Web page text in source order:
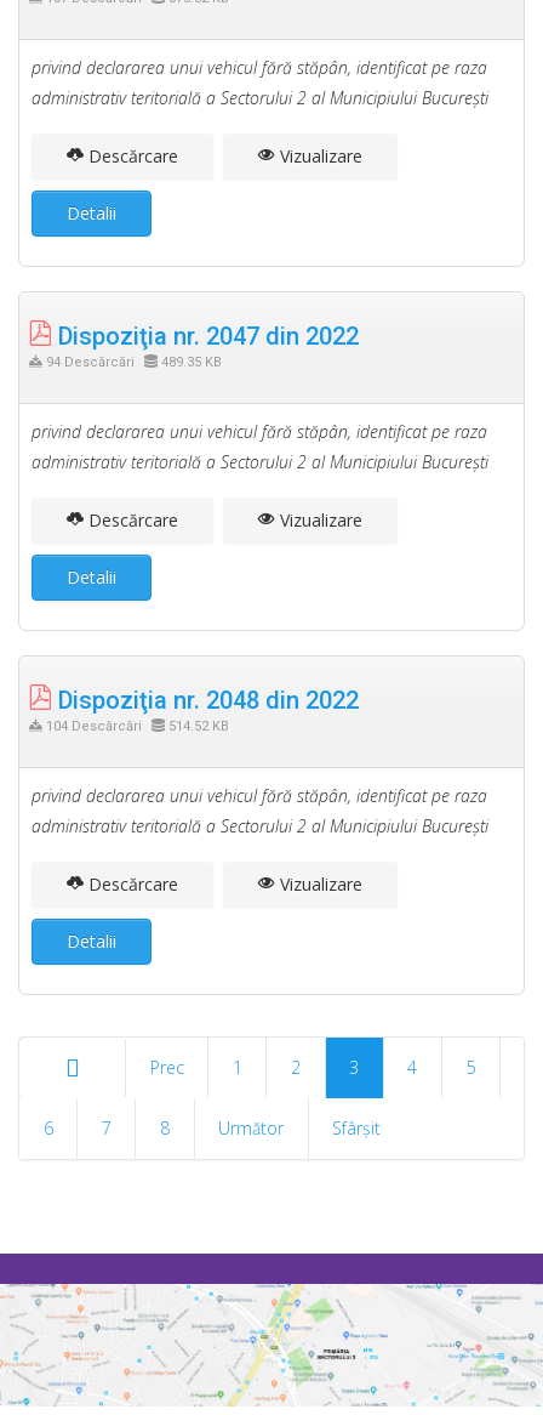
privind declararea unui vehicul fără stăpân, identificat pe raza
administrativ teritorială a Sectorului 2 al Municipiului Bucureşti
Descărcare Vizualizare
Detalii
Dispoziţia nr. 2047 din 2022
94 Descărcări 489.35 KB
privind declararea unui vehicul fără stăpân, identificat pe raza
administrativ teritorială a Sectorului 2 al Municipiului Bucureşti
Descărcare Vizualizare
Detalii
Dispoziţia nr. 2048 din 2022
104 Descărcări 514.52 KB
privind declararea unui vehicul fără stăpân, identificat pe raza
administrativ teritorială a Sectorului 2 al Municipiului Bucureşti
Descărcare Vizualizare
Detalii
Prec 1 2 3 4 5
6 7 8 Următor Sfârșit